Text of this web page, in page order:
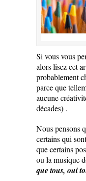
Si vous vous
alors lisez cet
probablement
parce que
aucune
décades) .
Nous pensons
certains qui
que certains
ou la musique
que tous, oui